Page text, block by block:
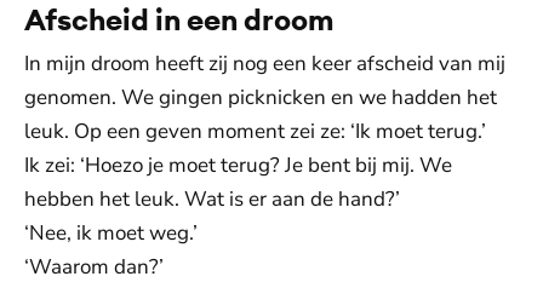
Afscheid in een droom
In mijn droom heeft zij nog een keer afscheid van mij
genomen. We gingen picknicken en we hadden het
leuk. Op een geven moment zei ze: ‘Ik moet terug.’
Ik zei: ‘Hoezo je moet terug? Je bent bij mij. We
hebben het leuk. Wat is er aan de hand?’
‘Nee, ik moet weg.’
‘Waarom dan?’